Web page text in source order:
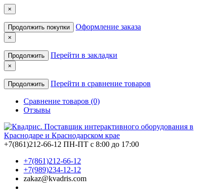
×
Продолжить покупки Оформление заказа
×
Продолжить Перейти в закладки
×
Продолжить Перейти в сравнение товаров
Сравнение товаров (0)
Отзывы
+7(861)212-66-12 ПН-ПТ с 8:00 до 17:00
+7(861)212-66-12
+7(989)234-12-12
zakaz@kvadris.com